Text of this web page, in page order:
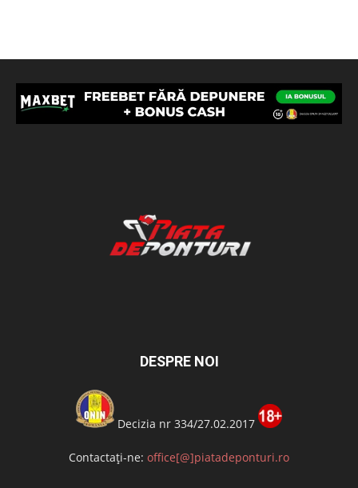
DESPRE NOI
Decizia nr 334/27.02.2017
Contactați-ne: office[@]piatadeponturi.ro